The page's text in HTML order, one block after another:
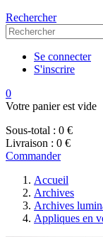
Rechercher
Se connecter
S'inscrire
0
Votre panier est vide
Sous-total : 0 €
Livraison : 0 €
Commander
Accueil
Archives
Archives
Appliques en